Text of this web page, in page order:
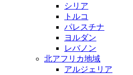
シリア
トルコ
パレスチナ
ヨルダン
レバノン
北アフリカ地域
アルジェリア